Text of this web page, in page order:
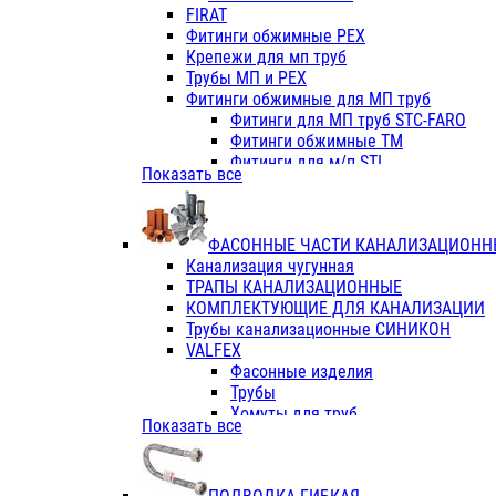
Фитинги ПП белые
Фитинги ПП белые
Фитинги ППс металл.белые
VALFEX
Трубы PE-RT
Трубы ПП водопровод белые
Трубы ПП водопровод серые
Трубы армированные
Трубы армированные
Фитинги с металл. серые
Фитинги ПП (серые)
Фитинги ПП белые
Краны
Фитинги ПП (белые)
Фитинги ПП с металлом белые
ПК КОНТУР
Краны полипропиленовые
Трубы полипропиленивые
FIRAT
Фитинги обжимные PEX
Крепежи для мп труб
Трубы МП и PEX
Фитинги обжимные для МП труб
Фитинги для МП труб STC-FARO
Фитинги обжимные ТМ
Фитинги для м/п STI
Фитинги для МП труб TITAN
TK
VALFEX
Показать все
ФАСОННЫЕ ЧАСТИ
Канализация чугунная
ТРАПЫ КАНАЛИЗАЦИОННЫЕ
КОМПЛЕКТУЮЩИЕ ДЛЯ КАНАЛИЗАЦИИ
Трубы канализационные СИНИКОН
VALFEX
Фасонные изделия
Трубы
Хомуты для труб
ПВХ (стройполимер)
Показать все